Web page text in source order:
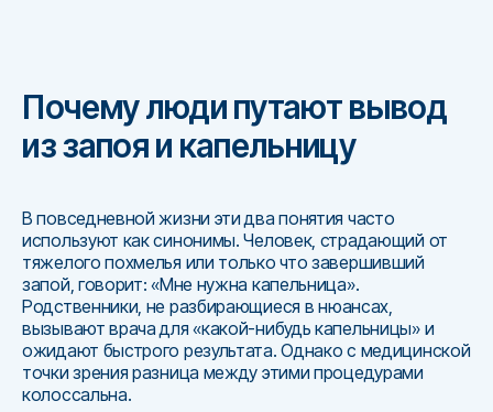
Почему люди путают вывод
из запоя и капельницу
В повседневной жизни эти два понятия часто
используют как синонимы. Человек, страдающий от
тяжелого похмелья или только что завершивший
запой, говорит: «Мне нужна капельница».
Родственники, не разбирающиеся в нюансах,
вызывают врача для «какой-нибудь капельницы» и
ожидают быстрого результата. Однако с медицинской
точки зрения разница между этими процедурами
колоссальна.